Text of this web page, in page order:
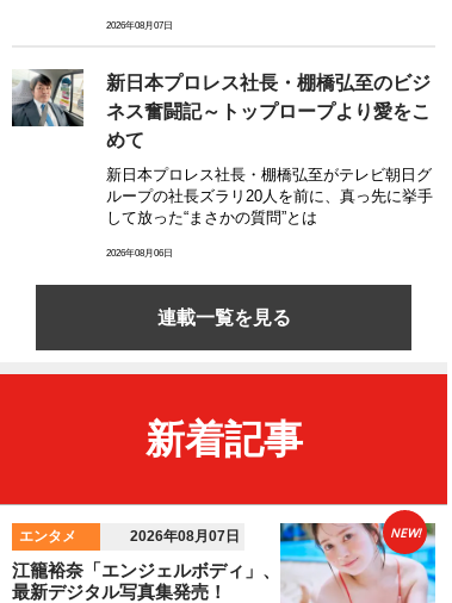
2026年08月07日
新日本プロレス社長・棚橋弘至のビジ
ネス奮闘記～トップロープより愛をこ
めて
新日本プロレス社長・棚橋弘至がテレビ朝日グ
ループの社長ズラリ20人を前に、真っ先に挙手
して放った“まさかの質問”とは
2026年08月06日
連載一覧を見る
新着記事
エンタメ 2026年08月07日
江籠裕奈「エンジェルボディ」、
最新デジタル写真集発売！
NEW!